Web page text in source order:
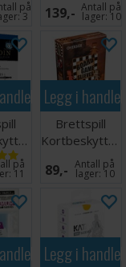
på
3 139,- Antall på
lager: 10
på
11
Legg i
Brettspill
50 stk
79x120
89,- Antall på
lager: 10
Legg i